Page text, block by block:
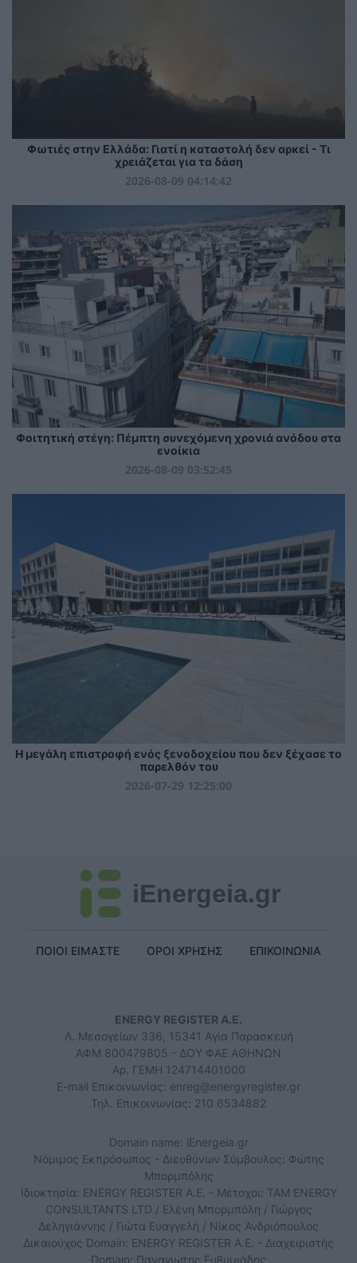
Φωτιές στην Ελλάδα: Γιατί η καταστολή δεν αρκεί - Τι
χρειάζεται για τα δάση
2026-08-09 04:14:42
Φοιτητική στέγη: Πέμπτη συνεχόμενη χρονιά ανόδου στα
ενοίκια
2026-08-09 03:52:45
Η μεγάλη επιστροφή ενός ξενοδοχείου που δεν ξέχασε το
παρελθόν του
2026-07-29 12:25:00
iEnergeia.gr
ΠΟΙΟΙ ΕΙΜΑΣΤΕ ΟΡΟΙ ΧΡΗΣΗΣ ΕΠΙΚΟΙΝΩΝΙΑ
ENERGY REGISTER Α.Ε.
Λ. Μεσογείων 336, 15341 Αγία Παρασκευή
ΑΦΜ 800479805 - ΔΟΥ ΦΑΕ ΑΘΗΝΩΝ
Αρ. ΓΕΜΗ 124714401000
E-mail Επικοινωνίας: enreg@energyregister.gr
Τηλ. Επικοινωνίας: 210 6534882
Domain name: iEnergeia.gr
Νόμιμος Εκπρόσωπος - Διευθύνων Σύμβουλος: Φώτης
Μπορμπόλης
Ιδιοκτησία: ENERGY REGISTER Α.Ε. - Μέτοχοι: TAM ENERGY
CONSULTANTS LTD / Ελένη Μπορμπόλη / Γιώργος
Δεληγιάννης / Γιώτα Ευαγγελή / Νίκος Ανδριόπουλος
Δικαιούχος Domain: ENERGY REGISTER Α.Ε. - Διαχειριστής
Domain: Παναγιώτης Ευθυμιάδης